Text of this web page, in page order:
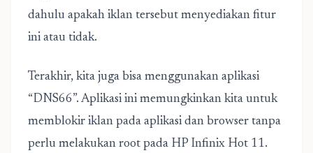
dahulu apakah iklan tersebut menyediakan fitur
ini atau tidak.
Terakhir, kita juga bisa menggunakan aplikasi
“DNS66”. Aplikasi ini memungkinkan kita untuk
memblokir iklan pada aplikasi dan browser tanpa
perlu melakukan root pada HP Infinix Hot 11.